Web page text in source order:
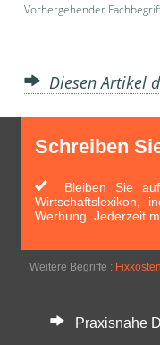
Vorhergehender
Diesen Artikel
Schreiben
Bleiben Sie auf
Wirtschaftslexikon,
Werbung. Jederzeit
Weitere Begriffe :
Praxisnahe